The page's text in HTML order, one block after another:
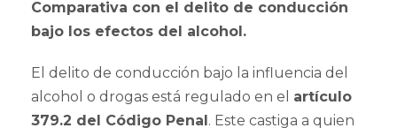
Comparativa con el delito de conducción
bajo los efectos del alcohol.
El delito de conducción bajo la influencia del
alcohol o drogas está regulado en el artículo
379.2 del Código Penal. Este castiga a quien